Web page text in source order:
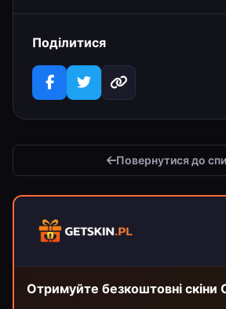
Поділитися
Повернутися до
Отримуйте безкоштовні скіни